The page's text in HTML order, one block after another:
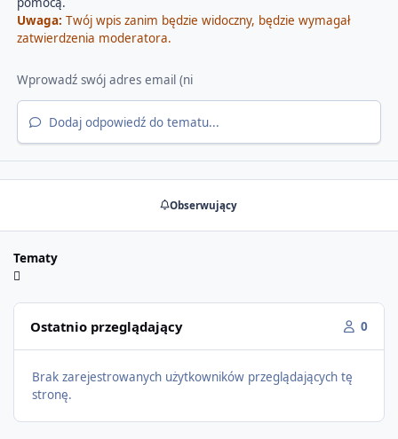
Uwaga: Twój wpis zanim będzie widoczny, będzie wymagał
zatwierdzenia moderatora.
Dodaj odpowiedź do tematu...
Obserwujący
Tematy
Ostatnio przeglądający 0
Brak zarejestrowanych użytkowników przeglądających tę
stronę.